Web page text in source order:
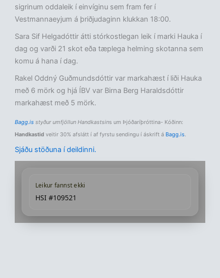
sigrinum oddaleik í einvíginu sem fram fer í
Vestmannaeyjum á þriðjudaginn klukkan 18:00.
Sara Sif Helgadóttir átti stórkostlegan leik í marki Hauka í
dag og varði 21 skot eða tæplega helming skotanna sem
komu á hana í dag.
Rakel Oddný Guðmundsdóttir var markahæst í liði Hauka
með 6 mörk og hjá ÍBV var Birna Berg Haraldsdóttir
markahæst með 5 mörk.
Bagg.is styður umfjöllun Handkastsins um Þjóðaríþróttina- Kóðinn:
Handkastid veitir 30% afslátt í af fyrstu sendingu í áskrift á Bagg.is.
Sjáðu stöðuna í deildinni.
Leikur fannst ekki
HSI #109521